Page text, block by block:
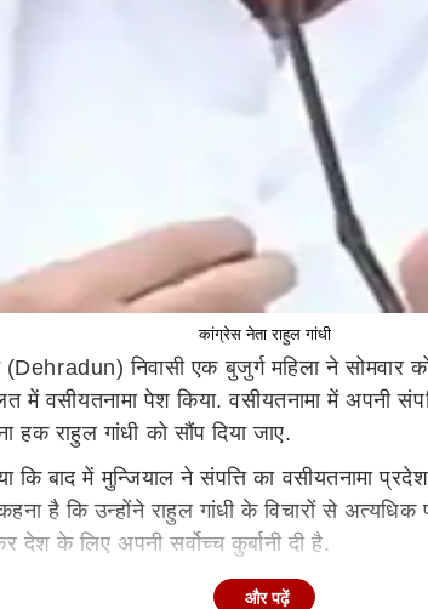
कांग्रेस नेता राहुल गांधी
निवासी एक बुजुर्ग महिला ने सोमवार
पेश किया. वसीयतनामा में अपनी
हक राहुल गांधी को सौंप दिया जाए.
कि बाद में मुन्जियाल ने संपत्ति का वसीयतनामा
है कि उन्होंने राहुल गांधी के विचारों से
के लिए अपनी सर्वोच्च कुर्बानी दी है.
और पढ़ें